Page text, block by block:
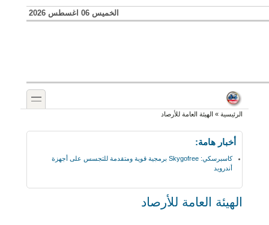
تجاوز إلى المحتوى الرئيسي
Skip to search
الخميس 06 اغسطس 2026
toggle
أنت هنا
الرئيسية» الهيئة العامة للأرصاد
أخبار هامة:
كاسبرسكي: Skygofree برمجية قوية ومتقدمة للتجسس على أجهزة
أندرويد
الهيئة العامة للأرصاد